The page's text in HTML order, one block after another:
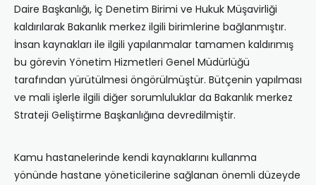
Daire Başkanlığı, İç Denetim Birimi ve Hukuk Müşavirliği
kaldırılarak Bakanlık merkez ilgili birimlerine bağlanmıştır.
İnsan kaynakları ile ilgili yapılanmalar tamamen kaldırımış
bu görevin Yönetim Hizmetleri Genel Müdürlüğü
tarafından yürütülmesi öngörülmüştür. Bütçenin yapılması
ve mali işlerle ilgili diğer sorumluluklar da Bakanlık merkez
Strateji Geliştirme Başkanlığına devredilmiştir.
Kamu hastanelerinde kendi kaynaklarını kullanma
yönünde hastane yöneticilerine sağlanan önemli düzeyde